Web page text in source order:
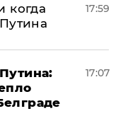
когда
17:59
17:07